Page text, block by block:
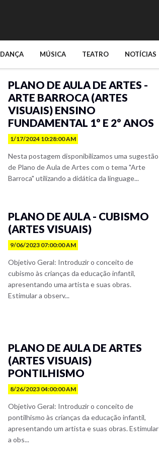
DANÇA MÚSICA TEATRO NOTÍCIAS
PLANO DE AULA DE ARTES -
ARTE BARROCA (ARTES
VISUAIS) ENSINO
FUNDAMENTAL 1º E 2º ANOS
1/17/2024 10:28:00 AM
Nesta postagem disponibilizamos uma sugestão
de Plano de Aula de Artes com o tema "Arte
Barroca" utilizando a didática da linguage...
PLANO DE AULA - CUBISMO
(ARTES VISUAIS)
9/06/2023 07:00:00 AM
Objetivo Geral: Introduzir o conceito de
cubismo às crianças da educação infantil,
apresentando uma artista e suas obras.
Estimular a observ...
PLANO DE AULA DE ARTES
(ARTES VISUAIS)
PONTILHISMO
8/26/2023 04:00:00 AM
Objetivo Geral: Introduzir o conceito de
pontilhismo às crianças da educação infantil,
apresentando um artista e suas obras. Estimular
a obs...